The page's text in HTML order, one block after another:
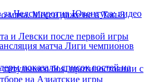
мяча. Месси даже не в Топ-3
и Левски после первой игры
боя, противостоянии с
на Азиатские игры
Челси против Ювентуса: видео
матча Лиги чемпионов
показали список гостей на